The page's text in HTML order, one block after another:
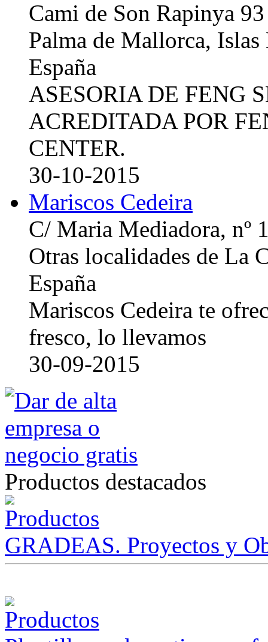
Cami de Son Rapinya 93
Palma de Mallorca, Islas
España
ASESORIA DE FENG
ACREDITADA POR
CENTER.
30-10-2015
Mariscos Cedeira
C/ Maria Mediadora, nº
Otras localidades de La
España
Mariscos Cedeira te
fresco, lo llevamos
30-09-2015
Productos destacados
GRADEAS. Proyectos y